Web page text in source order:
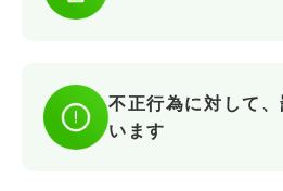
不正行為に対して
います